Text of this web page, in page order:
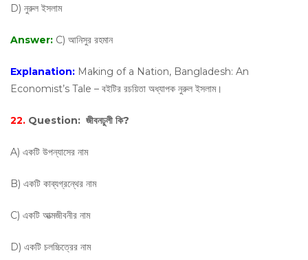
D) নুরুল ইসলাম
Answer: C) আনিসুর রহমান
Explanation: Making of a Nation, Bangladesh: An
Economist’s Tale – বইটির রচয়িতা অধ্যাপক নুরুল ইসলাম।
22. Question: জীবনঢুলী কি?
A) একটি উপন্যাসের নাম
B) একটি কাব্যগ্রন্থের নাম
C) একটি আত্মজীবনীর নাম
D) একটি চলচ্চিত্রের নাম